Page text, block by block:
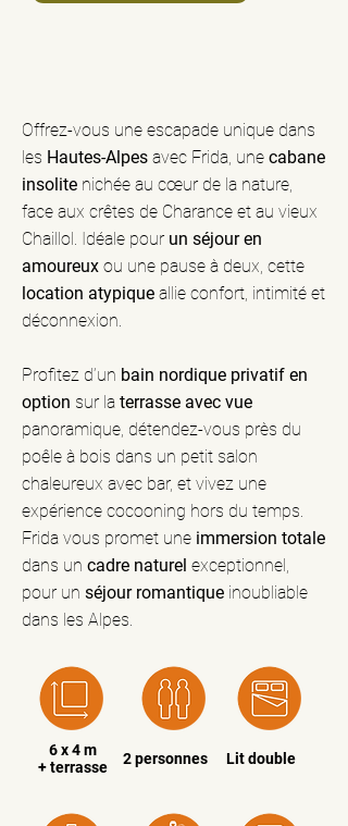
Offrez-vous une escapade unique dans
les Hautes-Alpes avec Frida, une cabane
insolite nichée au cœur de la nature,
face aux crêtes de Charance et au vieux
Chaillol. Idéale pour un séjour en
amoureux ou une pause à deux, cette
location atypique allie confort, intimité et
déconnexion.
Profitez d’un bain nordique privatif en
option sur la terrasse avec vue
panoramique, détendez-vous près du
poêle à bois dans un petit salon
chaleureux avec bar, et vivez une
expérience cocooning hors du temps.
Frida vous promet une immersion totale
dans un cadre naturel exceptionnel,
pour un séjour romantique inoubliable
dans les Alpes.
6 x 4 m
+ terrasse
2 personnes Lit double